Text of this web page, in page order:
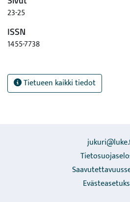
23-25
ISSN
1455-7738
Tietueen kaikki tiedot